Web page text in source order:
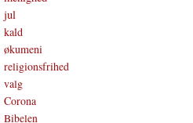
jul
kald
økumeni
religionsfrihed
valg
Corona
Bibelen